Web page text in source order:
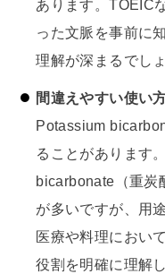
あります。TOEIC
った文脈を事前に
理解が深まるでしょ
間違えやすい使い
Potassium
ることがあります
bicarbonate（重炭
が多いですが、用
医療や料理におい
役割を明確に理解